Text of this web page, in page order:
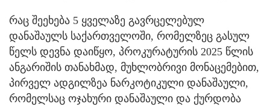
რაც შეეხება 5 ყველაზე გავრცელებულ
დანაშაულს საქართველოში, რომელზეც გასულ
წელს დევნა დაიწყო, პროკურატურის 2025 წლის
ანგარიშის თანახმად, მუხლობრივი მონაცემებით,
პირველ ადგილზეა ნარკოტიკული დანაშაული,
რომელსაც ოჯახური დანაშაული და ქურდობა